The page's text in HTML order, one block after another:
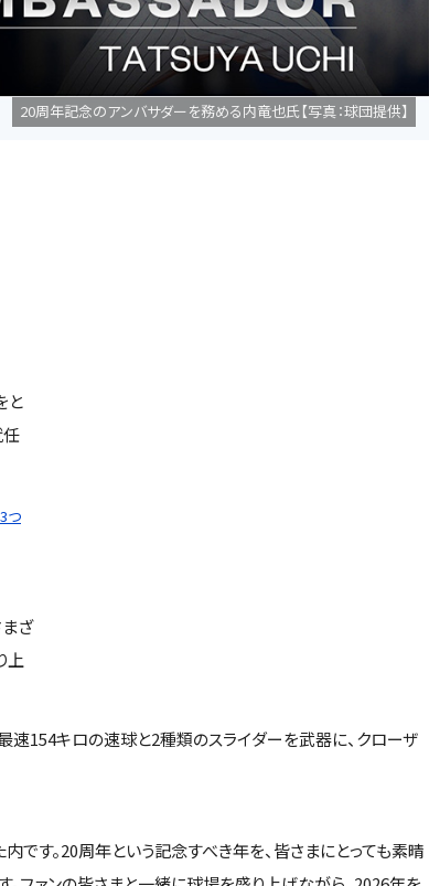
20周年記念のアンバサダーを務める内竜也氏【写真：球団提供】
と
任
つ
ざ
上
154キロの速球と2種類のスライダーを武器に、クローザ
です。20周年という記念すべき年を、皆さまにとっても素晴